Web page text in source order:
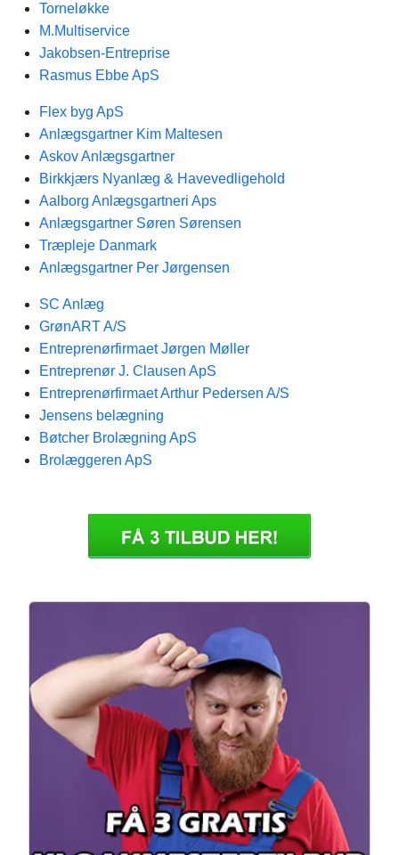
Torneløkke
M.Multiservice
Jakobsen-Entreprise
Rasmus Ebbe ApS
Flex byg ApS
Anlægsgartner Kim Maltesen
Askov Anlægsgartner
Birkkjærs Nyanlæg & Havevedligehold
Aalborg Anlægsgartneri Aps
Anlægsgartner Søren Sørensen
Træpleje Danmark
Anlægsgartner Per Jørgensen
SC Anlæg
GrønART A/S
Entreprenørfirmaet Jørgen Møller
Entreprenør J. Clausen ApS
Entreprenørfirmaet Arthur Pedersen A/S
Jensens belægning
Bøtcher Brolægning ApS
Brolæggeren ApS